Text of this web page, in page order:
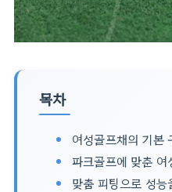
목차
여성골프채의 기본
파크골프에 맞춘
맞춤 피팅으로 성